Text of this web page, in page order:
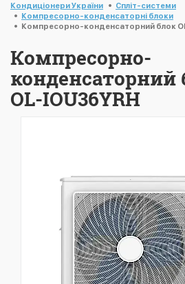
Кондиціонери України
Спліт-системи
Компресорно-конденсаторні блоки
Компресорно-конденсаторний блок
Компресорно-
конденсаторний
OL-IOU36YRH